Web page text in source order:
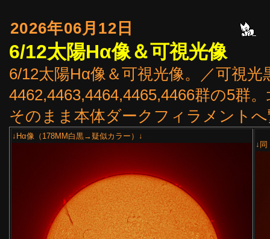
2026年06月12日
6/12太陽Hα像＆可視光像
6/12太陽Hα像＆可視光像。／可視光
4462,4463,4464,4465,4466群の5群
そのまま本体ダークフィラメント
↓Hα像（178MM白黒→疑似カラー）↓
↓同